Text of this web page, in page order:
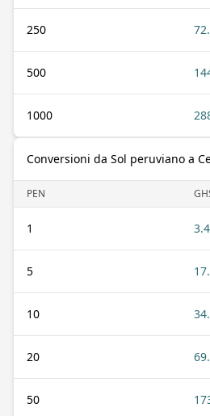
250
500
1000
Conversioni da Sol peruviano a
PEN
1
5
10
20
50